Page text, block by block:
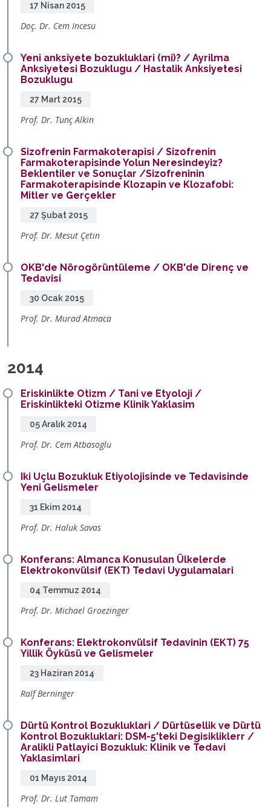
17 Nisan 2015
Doç. Dr. Cem Incesu
Yeni anksiyete bozukluklari (mi)? / Ayrilma
Anksiyetesi Bozuklugu / Hastalik Anksiyetesi
Bozuklugu
27 Mart 2015
Prof. Dr. Tunç Alkin
Sizofrenin Farmakoterapisi / Sizofrenin
Farmakoterapisinde Yolun Neresindeyiz?
Beklentiler ve Sonuçlar /Sizofreninin
Farmakoterapisinde Klozapin ve Klozafobi:
Mitler ve Gerçekler
27 Şubat 2015
Prof. Dr. Mesut Çetin
OKB'de Nörogörüntüleme / OKB'de Direnç ve
Tedavisi
30 Ocak 2015
Prof. Dr. Murad Atmaca
2014
Eriskinlikte Otizm / Tani ve Etyoloji /
Eriskinlikteki Otizme Klinik Yaklasim
05 Aralık 2014
Prof. Dr. Cem Atbasoglu
Iki Uçlu Bozukluk Etiyolojisinde ve Tedavisinde
Yeni Gelismeler
31 Ekim 2014
Prof. Dr. Haluk Savas
Konferans: Almanca Konusulan Ülkelerde
Elektrokonvülsif (EKT) Tedavi Uygulamalari
04 Temmuz 2014
Prof. Dr. Michael Groezinger
Konferans: Elektrokonvülsif Tedavinin (EKT) 75
Yillik Öyküsü ve Gelismeler
23 Haziran 2014
Ralf Berninger
Dürtü Kontrol Bozukluklari / Dürtüsellik ve Dürtü
Kontrol Bozukluklari: DSM-5'teki Degisikliklerr /
Aralikli Patlayici Bozukluk: Klinik ve Tedavi
Yaklasimlari
01 Mayıs 2014
Prof. Dr. Lut Tamam